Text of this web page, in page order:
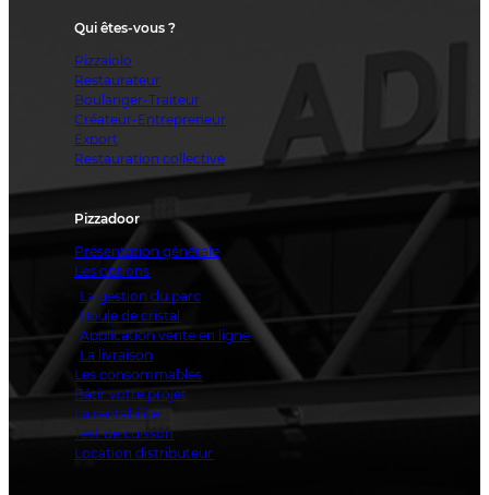
Qui êtes-vous ?
Pizzaiolo
Restaurateur
Boulanger-Traiteur
Créateur-Entrepreneur
Export
Restauration collective
Pizzadoor
Présentation générale
Les options
La gestion du parc
Boule de cristal
Application vente en ligne
La livraison
Les consommables
Bâtir votre projet
La rentabilité
Test de cuisson
Location distributeur